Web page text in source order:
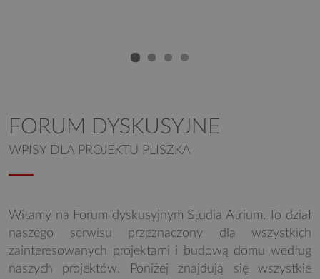
FORUM DYSKUSYJNE
WPISY DLA PROJEKTU PLISZKA
Witamy na Forum dyskusyjnym Studia Atrium. To dział
naszego serwisu przeznaczony dla wszystkich
zainteresowanych projektami i budową domu według
naszych projektów. Poniżej znajdują się wszystkie